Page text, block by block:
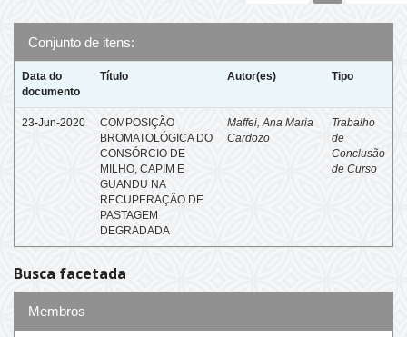
Conjunto de itens:
Data do
documento
Título Autor(es) Tipo
23-Jun-2020
COMPOSIÇÃO
BROMATOLÓGICA DO
CONSÓRCIO DE
MILHO, CAPIM E
GUANDU NA
RECUPERAÇÃO DE
PASTAGEM
DEGRADADA
Maffei, Ana Maria
Cardozo
Trabalho
de
Conclusão
de Curso
Busca facetada
Membros